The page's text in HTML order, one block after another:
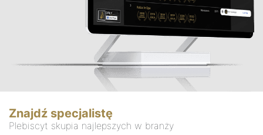
Znajdź specjalistę
Plebiscyt skupia najlepszych w branży